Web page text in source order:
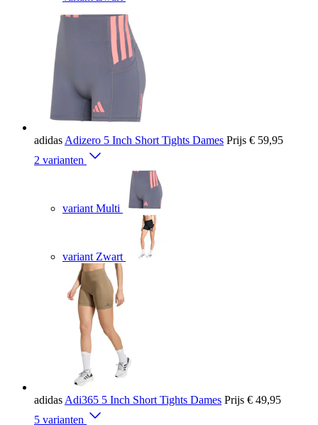
adidas Adizero 5 Inch Short Tights Dames Prijs € 59,95
2 varianten
variant Multi
variant Zwart
adidas Adi365 5 Inch Short Tights Dames Prijs € 49,95
5 varianten